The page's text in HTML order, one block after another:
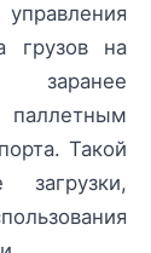
управления
грузов на
паллетным
Такой
загрузки,